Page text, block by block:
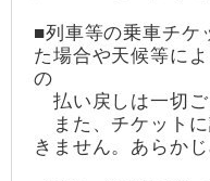
■列車等の乗車チケ
た場合や天候等に
の
払い戻しは一切ご
また、チケットに
きません。あらか